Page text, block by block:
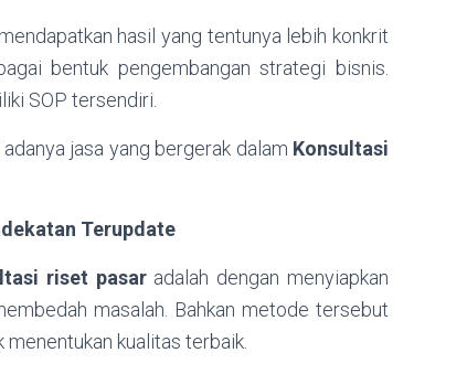
hasil yang tentunya lebih konkrit
bentuk pengembangan strategi bisnis.
SOP tersendiri.
jasa yang bergerak dalam Konsultasi
Terupdate
riset pasaradalah dengan menyiapkan
masalah. Bahkan metode tersebut
kualitas terbaik.